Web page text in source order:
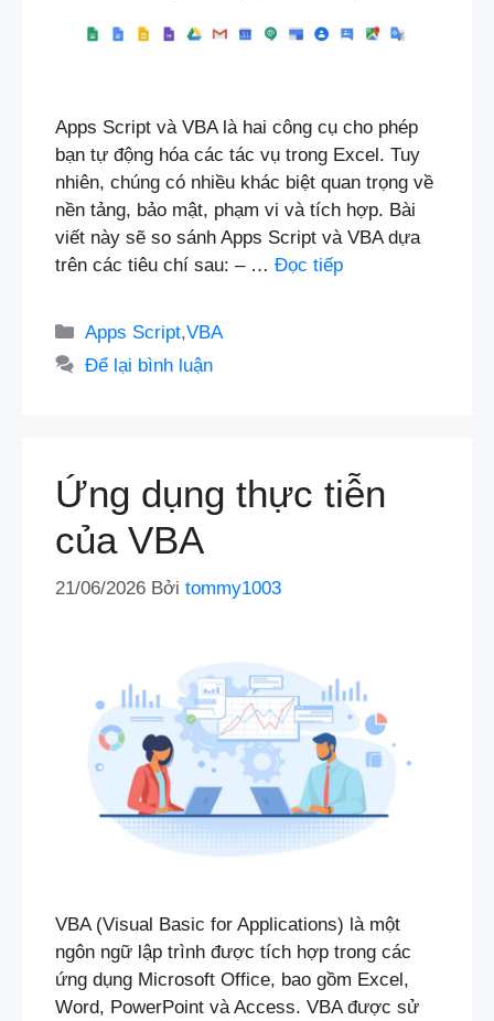
Apps Script và VBA là hai công cụ cho phép
bạn tự động hóa các tác vụ trong Excel. Tuy
nhiên, chúng có nhiều khác biệt quan trọng về
nền tảng, bảo mật, phạm vi và tích hợp. Bài
viết này sẽ so sánh Apps Script và VBA dựa
trên các tiêu chí sau: – … Đọc tiếp
Danh
mục
Apps Script,VBA
Để lại bình luận
Ứng dụng thực tiễn
của VBA
21/06/2026 Bởi tommy1003
VBA (Visual Basic for Applications) là một
ngôn ngữ lập trình được tích hợp trong các
ứng dụng Microsoft Office, bao gồm Excel,
Word, PowerPoint và Access. VBA được sử